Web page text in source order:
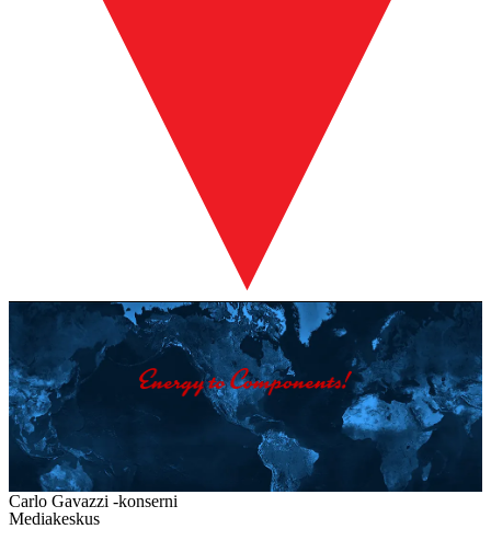
Carlo Gavazzi -konserni
Mediakeskus